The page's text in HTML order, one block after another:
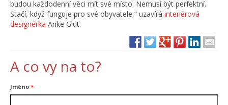
budou každodenní věci mít své místo. Nemusí být perfektní.
Stačí, když funguje pro své obyvatele,“ uzavírá interiérová
designérka Anke Glut.
A co vy na to?
Jméno *